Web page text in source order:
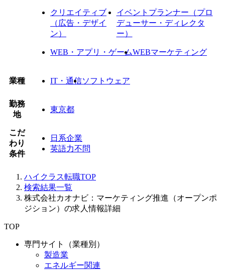
クリエイティブ
（広告・デザイ
ン）
イベントプランナー（プロ
デューサー・ディレクタ
ー）
WEB・アプリ・ゲームWEBマーケティング
業種 IT・通信ソフトウェア
勤務
地
東京都
こだ
わり
条件
日系企業
英語力不問
ハイクラス転職TOP
検索結果一覧
株式会社カオナビ：マーケティング推進（オープンポ
ジション）の求人情報詳細
TOP
専門サイト（業種別）
製造業
エネルギー関連